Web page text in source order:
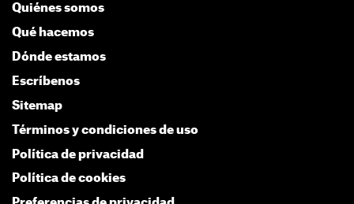
Quiénes somos
Qué hacemos
Dónde estamos
Escríbenos
Sitemap
Términos y condiciones de uso
Política de privacidad
Política de cookies